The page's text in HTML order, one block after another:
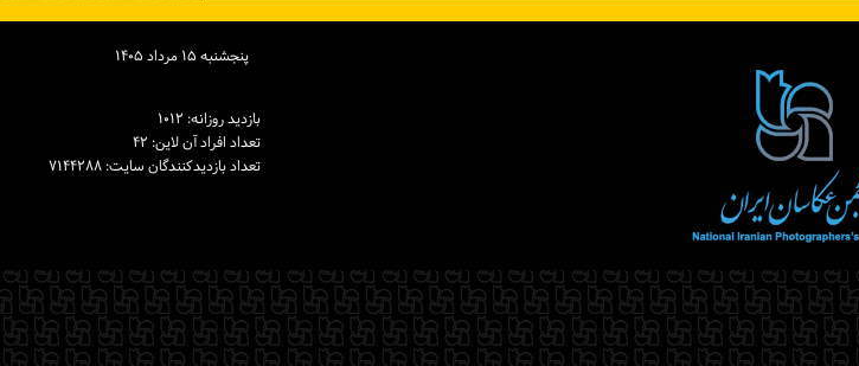
پنجشنبه ۱۵ مرداد ۱۴۰۵
بازدید روزانه: ۱۰۱۲
تعداد افراد آن لاین: ۴۲
تعداد بازدیدكنندگان سایت: ۷۱۴۴۲۸۸